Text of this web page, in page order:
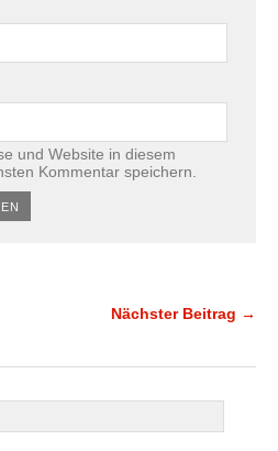
und Website in diesem
Kommentar speichern.
Nächster Beitrag →